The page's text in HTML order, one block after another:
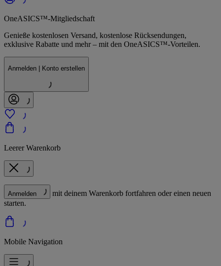
OneASICS™-Mitgliedschaft
Genieße kostenlosen Versand, kostenlose Rücksendungen,
exklusive Rabatte und mehr – mit den OneASICS™-Vorteilen.
Anmelden | Konto erstellen
Leerer Warenkorb
Anmelden
mit deinem Warenkorb fortfahren oder einen neuen
starten.
Mobile Navigation